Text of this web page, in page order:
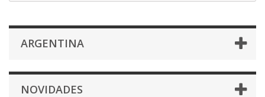
ARGENTINA
NOVIDADES